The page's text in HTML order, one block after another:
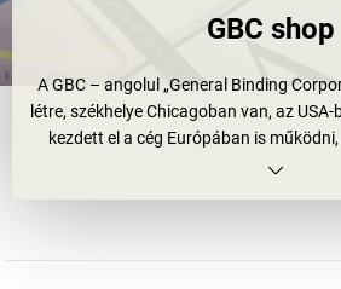
GBC shop
A GBC – angolul „General Binding
létre, székhelye Chicagoban van, az
kezdett el a cég Európában is
tovább bővítette. Ma a GBC